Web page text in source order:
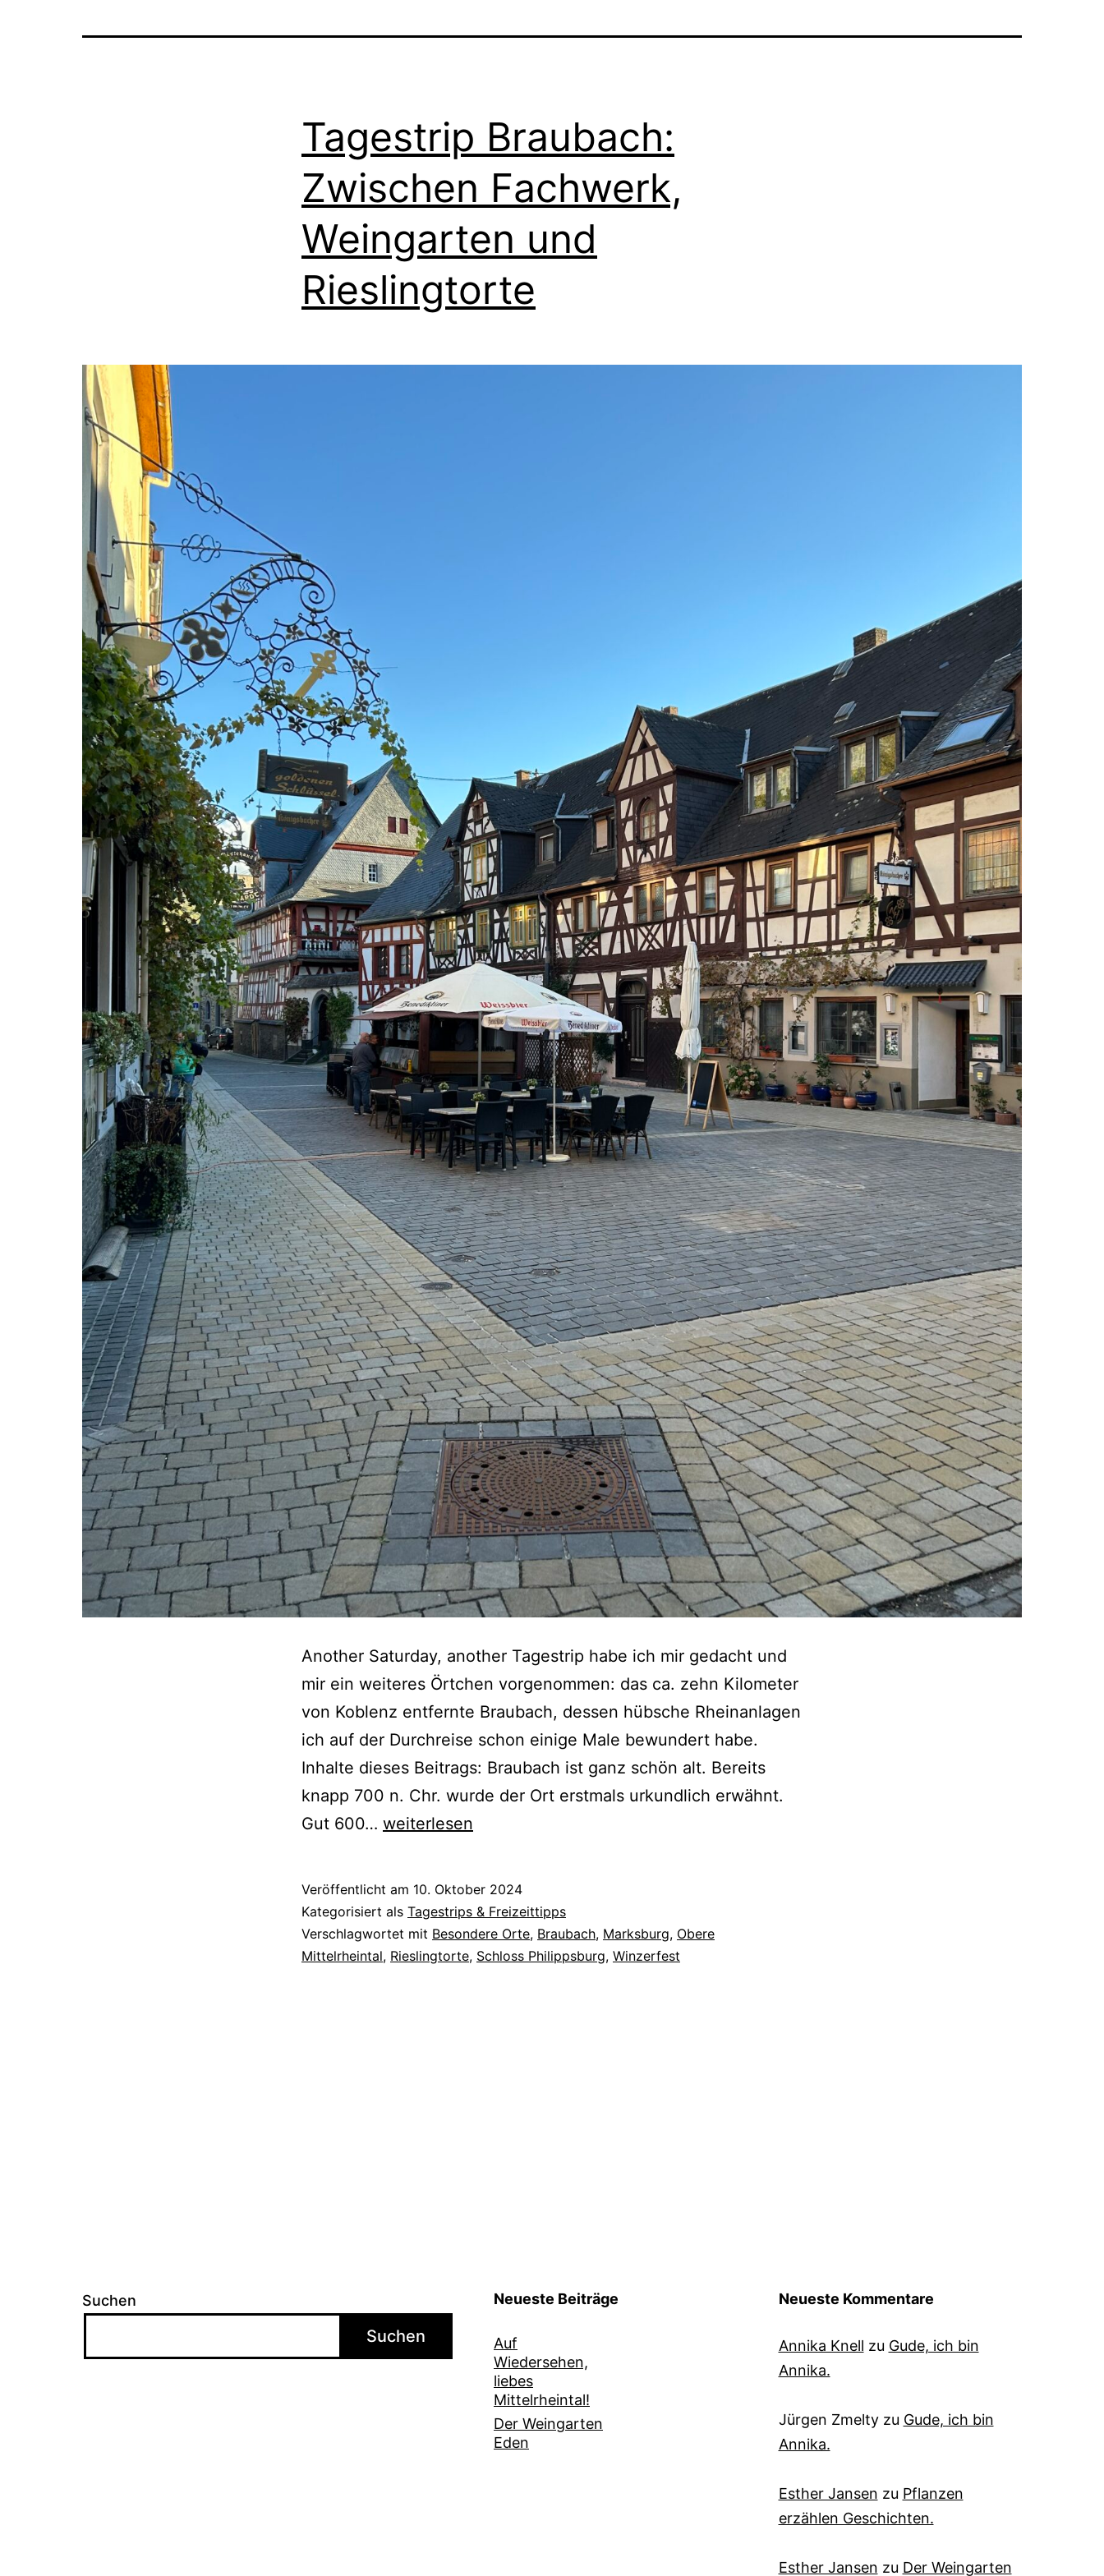
Tagestrip Braubach:
Zwischen Fachwerk,
Weingarten und
Rieslingtorte
Another Saturday, another Tagestrip habe ich mir gedacht und
mir ein weiteres Örtchen vorgenommen: das ca. zehn Kilometer
von Koblenz entfernte Braubach, dessen hübsche Rheinanlagen
ich auf der Durchreise schon einige Male bewundert habe.
Inhalte dieses Beitrags: Braubach ist ganz schön alt. Bereits
knapp 700 n. Chr. wurde der Ort erstmals urkundlich erwähnt.
Gut 600… Tagestrip
Fachwerk,
Weingarten
und
weiterlesen
Veröffentlicht am 10. Oktober 2024
Kategorisiert als Tagestrips & Freizeittipps
Verschlagwortet mit Besondere Orte, Braubach, Marksburg, Obere
Mittelrheintal, Rieslingtorte, Schloss Philippsburg, Winzerfest
Suchen
Suchen
Neueste Beiträge
Auf
Wiedersehen,
liebes
Mittelrheintal!
Der Weingarten
Eden
Neueste Kommentare
Annika Knell zu Gude, ich bin
Annika.
Jürgen Zmeltyzu Gude, ich bin
Annika.
Esther Jansen zu Pflanzen
erzählen Geschichten.
Esther Jansen zu Der Weingarten